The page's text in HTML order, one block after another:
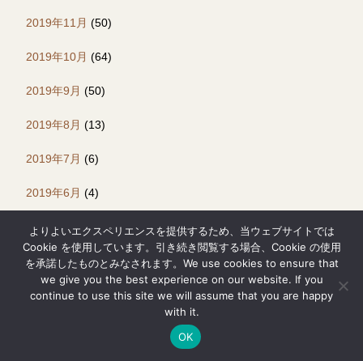
2019年11月 (50)
2019年10月 (64)
2019年9月 (50)
2019年8月 (13)
2019年7月 (6)
2019年6月 (4)
2019年5月 (11)
Follow Us!
よりよいエクスペリエンスを提供するため、当ウェブサイトでは
Cookie を使用しています。引き続き閲覧する場合、Cookie の使用
を承諾したものとみなされます。We use cookies to ensure that
we give you the best experience on our website. If you
continue to use this site we will assume that you are happy
with it.
OK